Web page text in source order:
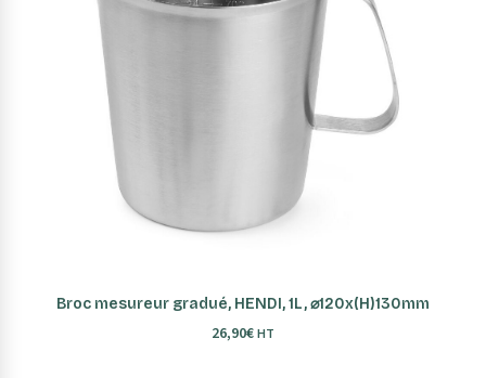
AJOUTER AU PANIER
Broc mesureur gradué, HENDI, 1L, ⌀120x(H)130mm
26,90€HT